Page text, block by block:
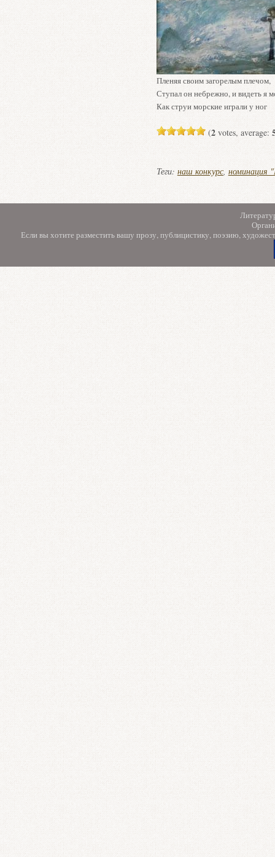
Пленяя своим загорелым плечом,
Ступал он небрежно, и видеть я
Как струи морские играли у ног
(2votes, average:
Теги: наш конкурс, номинация
Если вы хотите разместить вашу прозу, публицистику, поэзию,